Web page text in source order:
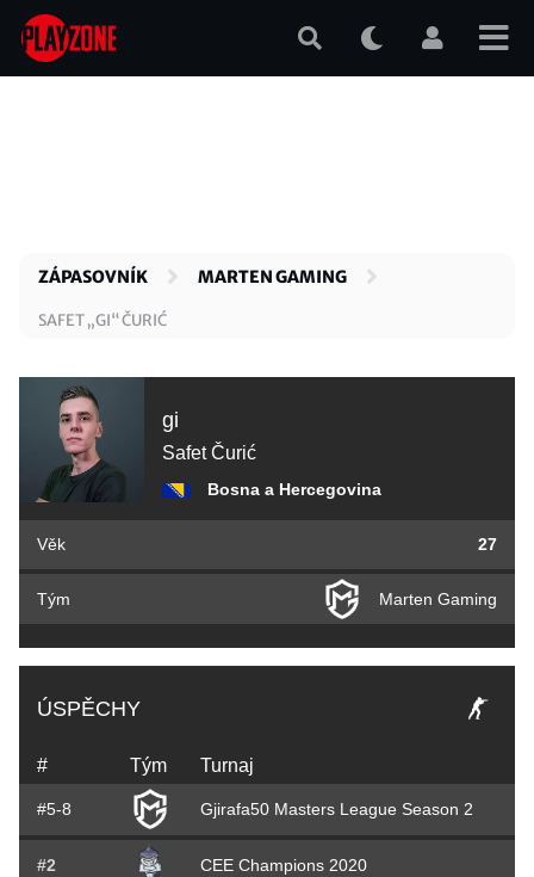
Přejít
hlavnímu
ZÁPASOVNÍK MARTEN GAMING
SAFET „GI“ ČURIĆ
gi
Safet Čurić
Bosna a Hercegovina
Věk 27
Tým Marten Gaming
ÚSPĚCHY
# Tým Turnaj
#5-8 Gjirafa50 Masters League Season 2
#2 CEE Champions 2020